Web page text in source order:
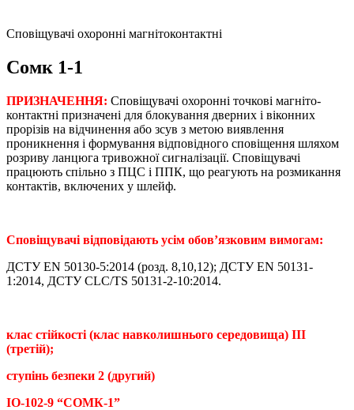
Сповіщувачі охоронні магнітоконтактні
Сомк 1-1
ПРИЗНАЧЕННЯ: Сповіщувачі охоронні точкові магніто-
контактні призначені для блокування дверних і віконних
прорізів на відчинення або зсув з метою виявлення
проникнення і формування відповідного сповіщення шляхом
розриву ланцюга тривожної сигналізації. Сповіщувачі
працюють спільно з ПЦС і ППК, що реагують на розмикання
контактів, включених у шлейф.
Сповіщувачі відповідають усім обов’язковим вимогам:
ДСТУ EN 50130-5:2014 (розд. 8,10,12); ДСТУ EN 50131-
1:2014, ДСТУ CLC/TS 50131-2-10:2014.
клас стійкості (клас навколишнього середовища) III
(третій);
ступінь безпеки 2 (другий)
ІО-102-9 “СОМК-1”